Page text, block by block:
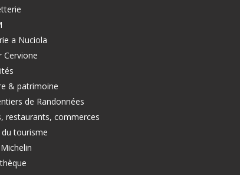
a Nuciola
Cervione
& patrimoine
de Randonnées
restaurants, commerces
tourisme